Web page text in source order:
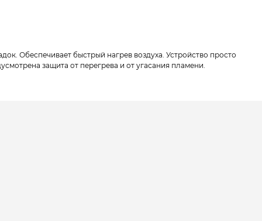
Обеспечивает быстрый нагрев воздуха. Устройство просто
защита от перегрева и от угасания пламени.